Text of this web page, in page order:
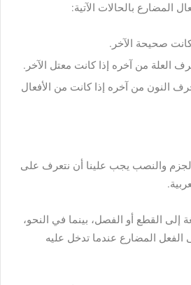
المضارع بالحالات الآتية:
صحيحة الآخر.
العلة من آخره إذا كانت معتل الآخر.
النون من آخره إذا كانت من الأفعال
والنصب يجب علينا أن نتعرف على
إلى القطع أو الفصل، بينما في النحو،
المضارع عندما تدخل عليه